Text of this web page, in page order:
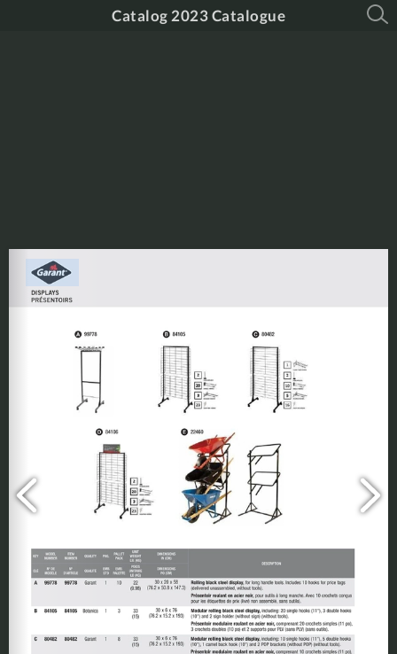
Catalog 2023 Catalogue